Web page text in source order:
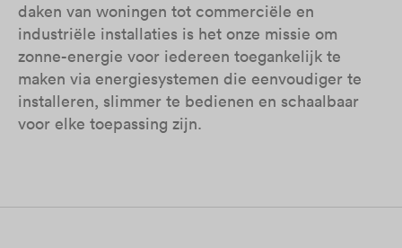
daken van woningen tot commerciële en
industriële installaties is het onze missie om
zonne-energie voor iedereen toegankelijk te
maken via energiesystemen die eenvoudiger te
installeren, slimmer te bedienen en schaalbaar
voor elke toepassing zijn.